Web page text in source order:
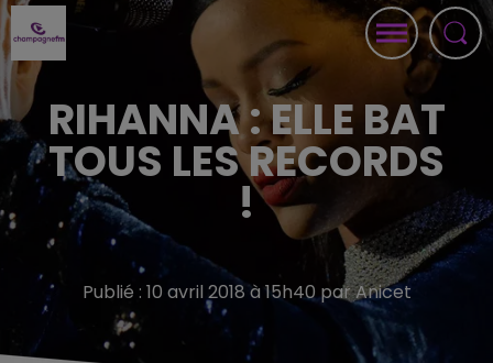
RIHANNA : ELLE BAT
TOUS LES RECORDS
!
Publié : 10 avril 2018 à 15h40 par Anicet